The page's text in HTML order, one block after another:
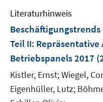
m
F
e
n
s
t
e
r
Literaturhinweis
Teil II: Repräsentative
Betriebspanels 2017
Kistler, Ernst;Wiegel,
Eigenhüller, Lutz;